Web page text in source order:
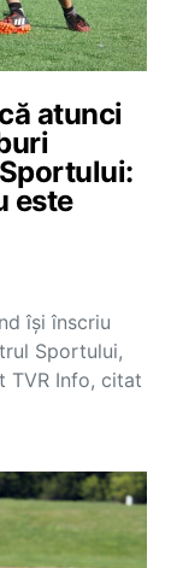
atunci
este
își înscriu
Sportului,
TVR Info, citat